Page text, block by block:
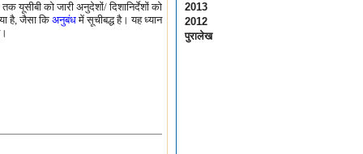
को जारी अनुदेशों/ दिशानिर्देशों को
है, जैसा कि अनुबंधमें सूचीबद्ध है। यह ध्यान
2013
2012
पुरालेख